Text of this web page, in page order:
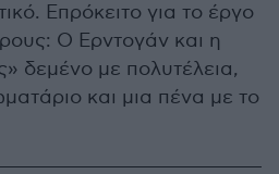
Επρόκειτο για το έργο
Ο Ερντογάν και η
δεμένο με πολυτέλεια,
και μια πένα με το